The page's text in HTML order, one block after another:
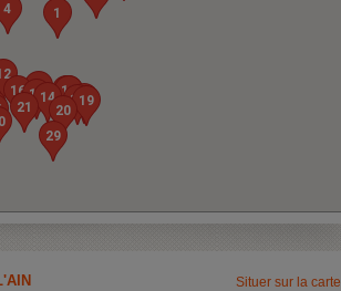
1
4
9
1011
1314
16
1718
19
20
21
29
Situer sur la carte